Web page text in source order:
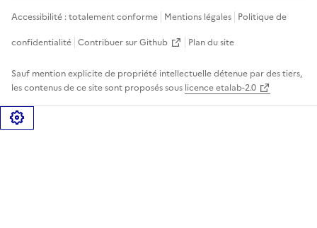
Accessibilité : totalement conforme Mentions légales Politique de
confidentialité Contribuer sur Github Plan du site
Sauf mention explicite de propriété intellectuelle détenue par des tiers,
les contenus de ce site sont proposés sous licence etalab-2.0
Gérer les cookies